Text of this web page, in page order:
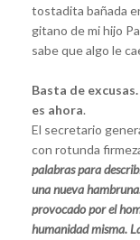
tostadita bañada
gitano de mi hijo
sabe que algo le
Basta de
es ahora.
El secretario
con rotunda
palabras para
una nueva
provocado por el
humanidad misma.